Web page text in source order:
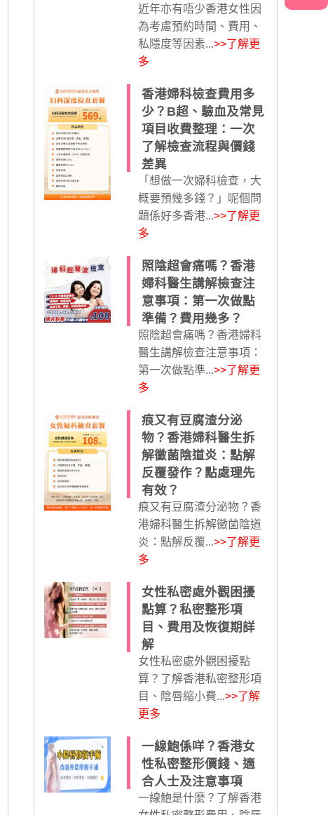
近年亦有唔少香港女性因
為考慮預約時間、費用、
私隱度等因素...>>了解更
多
香港婦科檢查費用多
少？B超、驗血及常見
項目收費整理：一次
了解檢查流程與價錢
差異
「想做一次婦科檢查，大
概要預幾多錢？」呢個問
題係好多香港...>>了解更
多
照陰超會痛嗎？香港
婦科醫生講解檢查注
意事項：第一次做點
準備？費用幾多？
照陰超會痛嗎？香港婦科
醫生講解檢查注意事項：
第一次做點準...>>了解更
多
痕又有豆腐渣分泌
物？香港婦科醫生拆
解黴菌陰道炎：點解
反覆發作？點處理先
有效？
痕又有豆腐渣分泌物？香
港婦科醫生拆解黴菌陰道
炎：點解反覆...>>了解更
多
女性私密處外觀困擾
點算？私密整形項
目、費用及恢復期詳
解
女性私密處外觀困擾點
算？了解香港私密整形項
目、陰唇縮小費...>>了解
更多
一線鮑係咩？香港女
性私密整形價錢、適
合人士及注意事項
一線鮑是什麼？了解香港